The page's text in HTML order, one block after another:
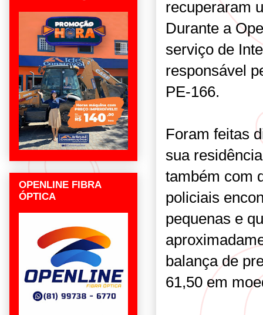
recuperaram
Durante a
serviço de
responsável
PE-166.
Foram feitas
sua
também com
policiais
pequenas e
balança de
61,50 em
OPENLINE FIBRA
ÓPTICA